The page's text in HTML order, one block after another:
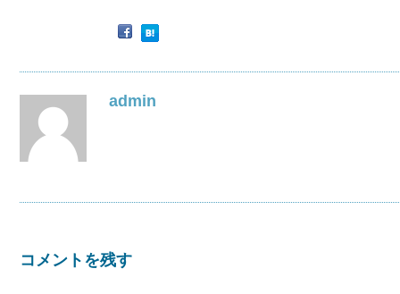
admin
コメントを残す